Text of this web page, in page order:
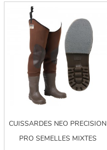
CUISSARDES NEO PRECISION
PRO SEMELLES MIXTES